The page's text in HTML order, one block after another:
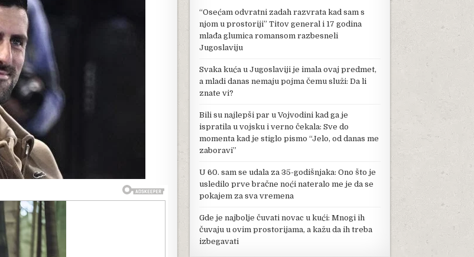
IZBACILI
ŠKOLE,
“Osećam odvratni zadah razvrata kad sam s
njom u prostoriji” Titov general i 17 godina
mlađa glumica romansom razbesneli
Jugoslaviju
Svaka kuća u Jugoslaviji je imala ovaj predmet,
a mladi danas nemaju pojma čemu služi: Da li
znate vi?
Bili su najlepši par u Vojvodini kad ga je
ispratila u vojsku i verno čekala: Sve do
momenta kad je stiglo pismo “Jelo, od danas me
zaboravi”
U 60. sam se udala za 35-godišnjaka: Ono što je
usledilo prve bračne noći nateralo me je da se
pokajem za sva vremena
Gde je najbolje čuvati novac u kući: Mnogi ih
čuvaju u ovim prostorijama, a kažu da ih treba
izbegavati